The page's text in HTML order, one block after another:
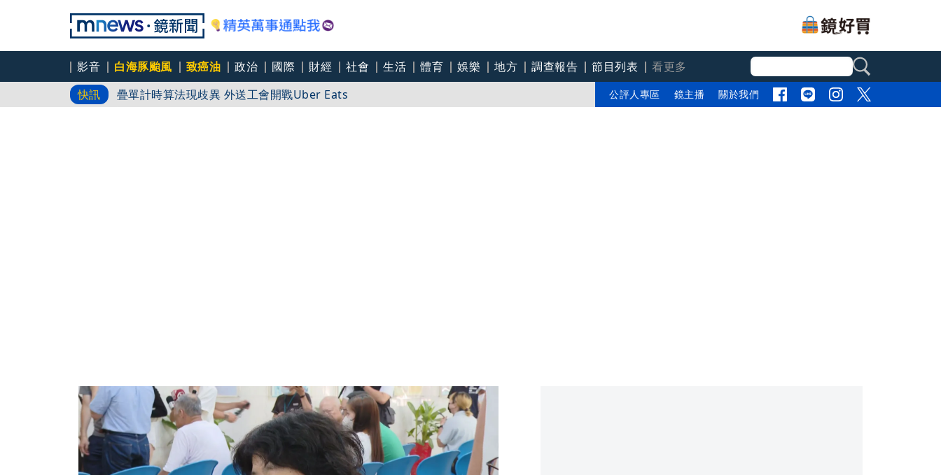
影音 白海豚颱風 致癌油 政治 國際 財經 社會 生活 體育 娛樂 地方 調查報告 節目列表
看更多
快訊
疊單計時算法現歧異 外送工會開戰Uber Eats
白海豚直衝中國？！ 暴風圈恐削北部陸地！
公評人專區 鏡主播 關於我們